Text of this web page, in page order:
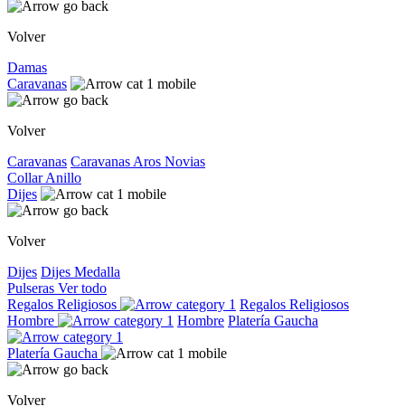
Volver
Damas
Caravanas
Volver
Caravanas Caravanas Aros Novias
CollarAnillo
Dijes
Volver
Dijes Dijes Medalla
Pulseras Ver todo
Regalos Religiosos
Regalos Religiosos
Hombre
Hombre Platería Gaucha
Platería Gaucha
Volver